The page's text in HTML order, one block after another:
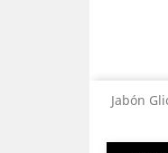
Jabón